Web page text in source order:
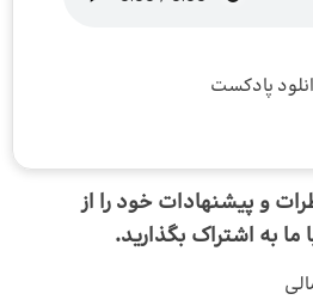
پادکست
و پیشنهادات خود را از
ما به اشتراک بگذارید.